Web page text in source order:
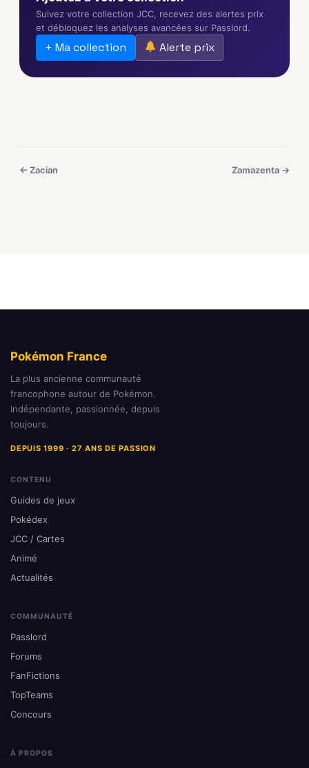
Suivez votre collection JCC, recevez des alertes prix
et débloquez les analyses avancées sur Passlord.
+ Ma collection Alerte prix
← Zacian Zamazenta →
Pokémon France
La plus ancienne communauté
francophone autour de Pokémon.
Indépendante, passionnée, depuis
toujours.
DEPUIS 1999 · 27 ANS DE PASSION
CONTENU
Guides de jeux
Pokédex
JCC / Cartes
Animé
Actualités
COMMUNAUTÉ
Passlord
Forums
FanFictions
TopTeams
Concours
À PROPOS